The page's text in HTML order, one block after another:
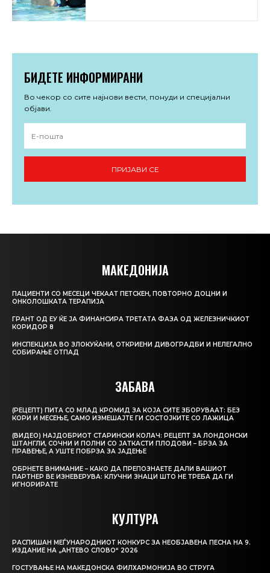
БИДЕТЕ ИНФОРМИРАНИ
Во чекор со сите најнови вести, понуди и специјални
објави.
ПРИЈАВИ СЕ
МАКЕДОНИЈА
ПАЦИЕНТИ СО МЕСЕЦИ ЧЕКААТ ПЕТСКЕН, ПОВТОРНО ДОЦНИ И
ОНКОЛОШКАТА ТЕРАПИЈА
ГРАНТ ОД ЕУ ЌЕ ЈА ФИНАНСИРА ТРЕТАТА ФАЗА ОД ЖЕЛЕЗНИЧКИОТ
КОРИДОР 8
ИНСПЕКЦИЈА ВО ЗЛОКУЌАНИ, ОТКРИЕНИ ДИВОГРАДБИ И НЕЛЕГАЛНО
СОБИРАЊЕ ОТПАД
ЗАБАВА
(РЕЦЕПТ) ПИТА СО МЛАД КРОМИД ЗА КОЈА СИТЕ ЗБОРУВААТ: БЕЗ
КОРИ И МЕСЕЊЕ, САМО ИЗМЕШАЈТЕ ГИ СОСТОЈКИТЕ СО ЛАЖИЦА
(ВИДЕО) НАЈДОБРИОТ СТАРИНСКИ КОЛАЧ: РЕЦЕПТ ЗА ЛОНДОНСКИ
ШТАНГЛИ, СОЧНИ И ПОЛНИ СО ЈАТКАСТИ ПЛОДОВИ – БРЗА ЗА
ПРАВЕЊЕ, А УШТЕ ПОБРЗА ЗА ЈАДЕЊЕ
ОБРНЕТЕ ВНИМАНИЕ – КАКО ДА ПРЕПОЗНАЕТЕ ДАЛИ ВАШИОТ
ПАРТНЕР ВЕ ИЗНЕВЕРУВА: КЛУЧНИ ЗНАЦИ ШТО НЕ ТРЕБА ДА ГИ
ИГНОРИРАТЕ
КУЛТУРА
РАСПИШАН МЕЃУНАРОДНИОТ КОНКУРС ЗА НЕОБЈАВЕНА ПЕСНА НА 9.
ИЗДАНИЕ НА „АНТЕВО СЛОВО“ 2026
ГОСТУВАЊЕ НА МАКЕДОНСКА ФИЛХАРМОНИЈА ВО СТРУГА